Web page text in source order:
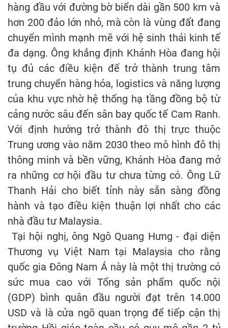
hàng đầu với đường bờ biển dài gần 500 km và
hơn 200 đảo lớn nhỏ, mà còn là vùng đất đang
chuyển mình mạnh mẽ với hệ sinh thái kinh tế
đa dạng. Ông khẳng định Khánh Hòa đang hội
tụ đủ các điều kiện để trở thành trung tâm
trung chuyển hàng hóa, logistics và năng lượng
của khu vực nhờ hệ thống hạ tầng đồng bộ từ
cảng nước sâu đến sân bay quốc tế Cam Ranh.
Với định hướng trở thành đô thị trực thuộc
Trung ương vào năm 2030 theo mô hình đô thị
thông minh và bền vững, Khánh Hòa đang mở
ra những cơ hội đầu tư chưa từng có. Ông Lữ
Thanh Hải cho biết tỉnh này sẵn sàng đồng
hành và tạo điều kiện thuận lợi nhất cho các
nhà đầu tư Malaysia.
Tại hội nghị, ông Ngô Quang Hưng - đại diện
Thương vụ Việt Nam tại Malaysia cho rằng
quốc gia Đông Nam Á này là một thị trường có
sức mua cao với Tổng sản phẩm quốc nội
(GDP) bình quân đầu người đạt trên 14.000
USD và là cửa ngõ quan trọng để tiếp cận thị